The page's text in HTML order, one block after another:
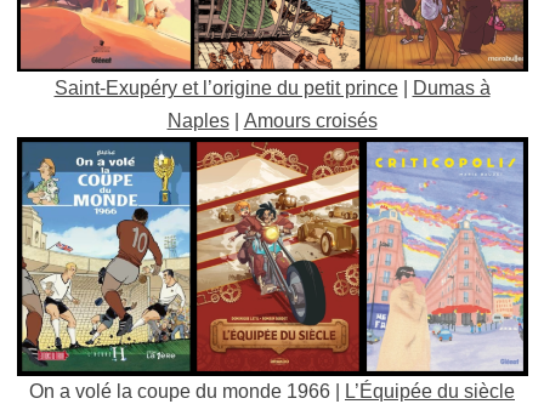
Saint-Exupéry et l’origine du petit prince|
Dumas à
Naples| Amours croisés
On a volé la coupe du monde 1966 |
L’Équipée du siècle